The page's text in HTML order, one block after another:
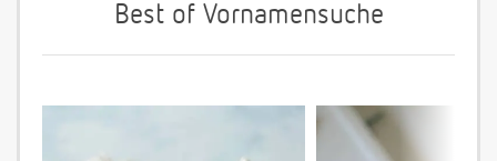
Best of Vornamensuche